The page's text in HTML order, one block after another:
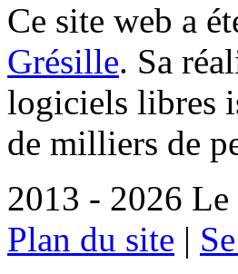
Ce site web a
Grésille. Sa
logiciels libres
de milliers de
2013 - 2026
Plan du site |